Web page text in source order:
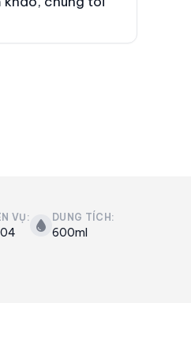
VỤ: DUNG TÍCH:
600ml